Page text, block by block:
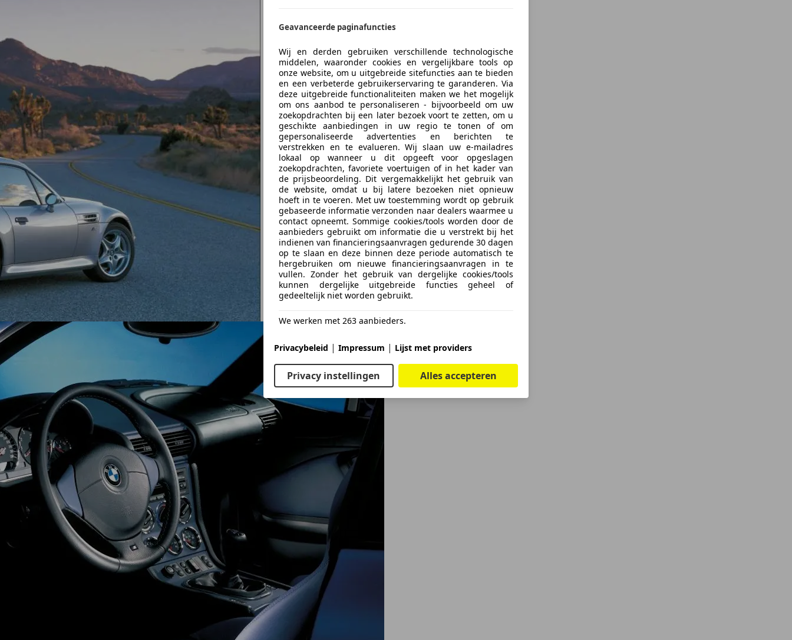
Geavanceerde paginafuncties
Wij en derden gebruiken verschillende technologische
middelen, waaronder cookies en vergelijkbare tools op
onze website, om u uitgebreide sitefuncties aan te bieden
en een verbeterde gebruikerservaring te garanderen. Via
deze uitgebreide functionaliteiten maken we het mogelijk
om ons aanbod te personaliseren - bijvoorbeeld om uw
zoekopdrachten bij een later bezoek voort te zetten, om u
geschikte aanbiedingen in uw regio te tonen of om
gepersonaliseerde advertenties en berichten te
verstrekken en te evalueren. Wij slaan uw e-mailadres
lokaal op wanneer u dit opgeeft voor opgeslagen
zoekopdrachten, favoriete voertuigen of in het kader van
de prijsbeoordeling. Dit vergemakkelijkt het gebruik van
de website, omdat u bij latere bezoeken niet opnieuw
hoeft in te voeren. Met uw toestemming wordt op gebruik
gebaseerde informatie verzonden naar dealers waarmee u
contact opneemt. Sommige cookies/tools worden door de
aanbieders gebruikt om informatie die u verstrekt bij het
indienen van financieringsaanvragen gedurende 30 dagen
op te slaan en deze binnen deze periode automatisch te
hergebruiken om nieuwe financieringsaanvragen in te
vullen. Zonder het gebruik van dergelijke cookies/tools
kunnen dergelijke uitgebreide functies geheel of
gedeeltelijk niet worden gebruikt.
We werken met 263 aanbieders.
Privacybeleid | Impressum | Lijst met providers
Privacy instellingen Alles accepteren